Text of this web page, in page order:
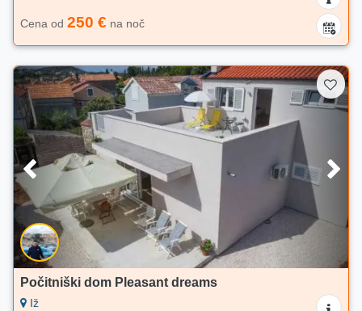
Cena od 250 € na noč
Počitniški dom Pleasant dreams
Iž